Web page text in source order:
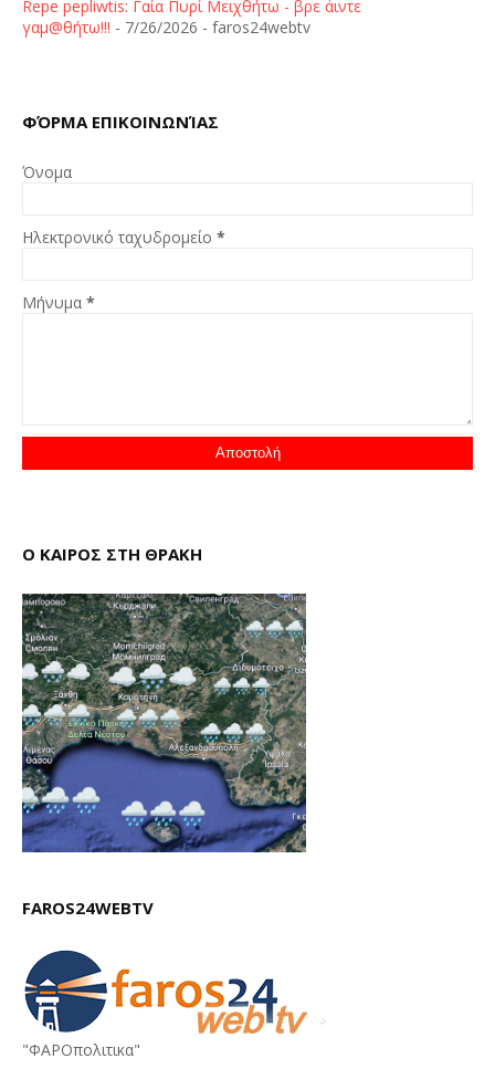
Repe pepliwtis: Γαία Πυρί Μειχθήτω - βρε άιντε
γαμ@θήτω!!! - 7/26/2026 - faros24webtv
ΦΌΡΜΑ ΕΠΙΚΟΙΝΩΝΊΑΣ
Όνομα
Ηλεκτρονικό ταχυδρομείο *
Μήνυμα *
Ο ΚΑΙΡΟΣ ΣΤΗ ΘΡΑΚΗ
FAROS24WEBTV
"ΦΑΡΟπολιτικα"